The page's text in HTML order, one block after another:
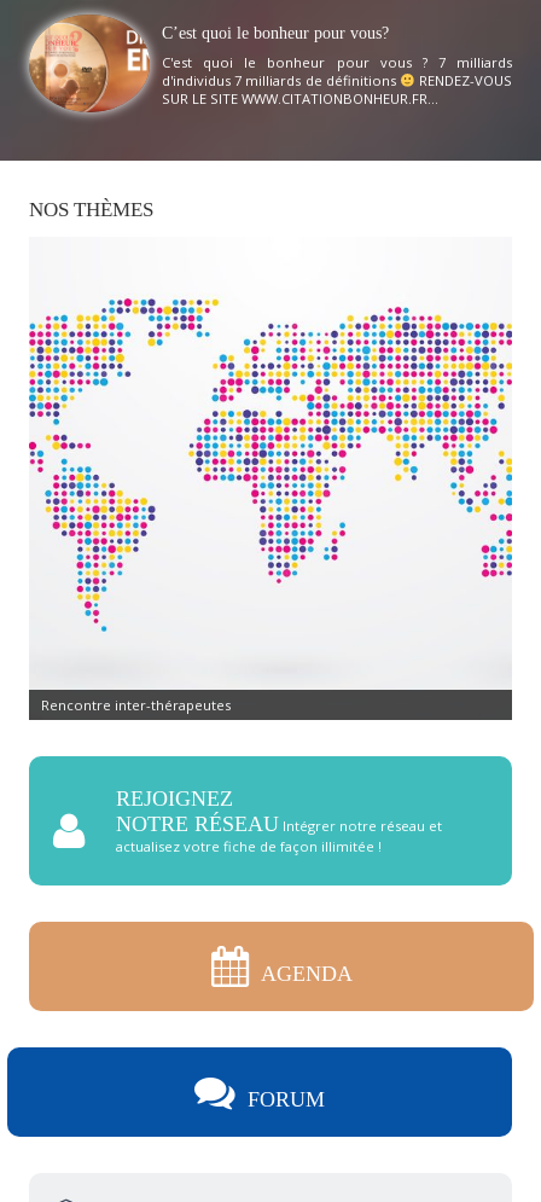
C’est quoi le bonheur pour vous?
C'est quoi le bonheur pour vous ? 7 milliards
d'individus 7 milliards de définitions
RENDEZ-VOUS
SUR LE SITE WWW.CITATIONBONHEUR.FR...
NOS THÈMES
Rencontre inter-thérapeutes
REJOIGNEZ
NOTRE RÉSEAU Intégrer notre réseau et
actualisez votre fiche de façon illimitée !
AGENDA
FORUM